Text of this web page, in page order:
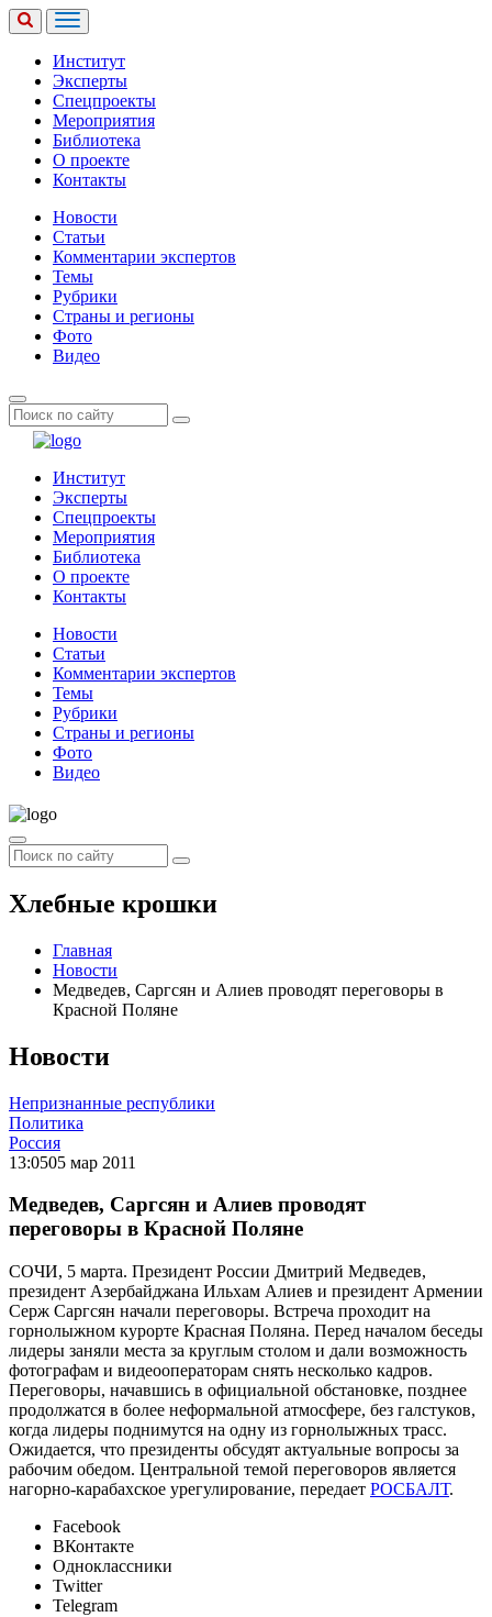
Институт
Эксперты
Спецпроекты
Мероприятия
Библиотека
О проекте
Контакты
Новости
Статьи
Комментарии экспертов
Темы
Рубрики
Страны и регионы
Фото
Видео
Институт
Эксперты
Спецпроекты
Мероприятия
Библиотека
О проекте
Контакты
Новости
Статьи
Комментарии экспертов
Темы
Рубрики
Страны и регионы
Фото
Видео
Хлебные крошки
Главная
Новости
Медведев, Саргсян и Алиев проводят переговоры в
Красной Поляне
Новости
Непризнанные республики
Политика
Россия
13:0505 мар 2011
Медведев, Саргсян и Алиев проводят
переговоры в Красной Поляне
СОЧИ, 5 марта. Президент России Дмитрий Медведев,
президент Азербайджана Ильхам Алиев и президент Армении
Серж Саргсян начали переговоры. Встреча проходит на
горнолыжном курорте Красная Поляна. Перед началом беседы
лидеры заняли места за круглым столом и дали возможность
фотографам и видеооператорам снять несколько кадров.
Переговоры, начавшись в официальной обстановке, позднее
продолжатся в более неформальной атмосфере, без галстуков,
когда лидеры поднимутся на одну из горнолыжных трасс.
Ожидается, что президенты обсудят актуальные вопросы за
рабочим обедом. Центральной темой переговоров является
нагорно-карабахское урегулирование, передает РОСБАЛТ.
Facebook
ВКонтакте
Одноклассники
Twitter
Telegram